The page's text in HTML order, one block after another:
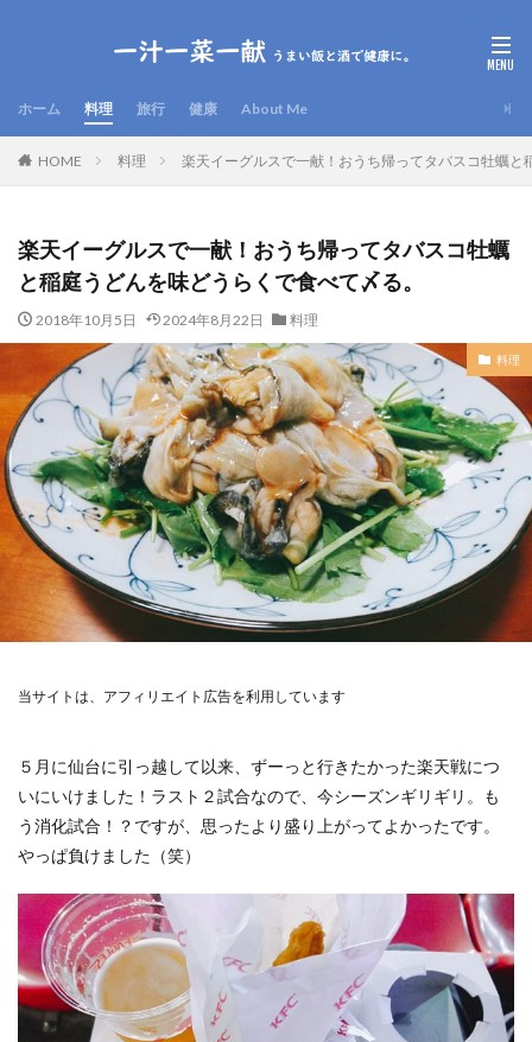
ホーム 料理 旅行 健康 About Me
HOME 料理 楽天イーグルスで一献！おうち帰ってタバスコ牡蠣
楽天イーグルスで一献！おうち帰ってタバスコ牡蠣
と稲庭うどんを味どうらくで食べて〆る。
2018年10月5日 2024年8月22日 料理
料理
当サイトは、アフィリエイト広告を利用しています
５月に仙台に引っ越して以来、ずーっと行きたかった楽天戦につ
いにいけました！ラスト２試合なので、今シーズンギリギリ。も
う消化試合！？ですが、思ったより盛り上がってよかったです。
やっぱ負けました（笑）